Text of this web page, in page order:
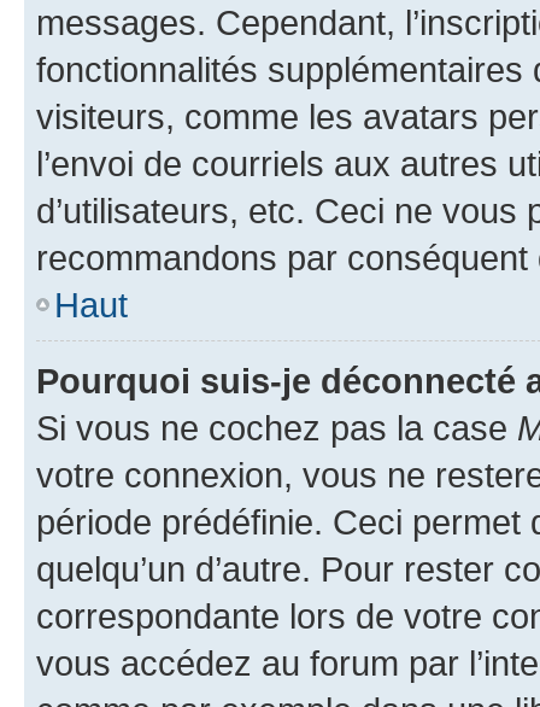
messages. Cependant,
fonctionnalités
visiteurs, comme les avatars
l’envoi de courriels aux autres
d’utilisateurs, etc. Ceci ne vous
recommandons par conséquent
Haut
Pourquoi suis-je déconnecté
Si vous ne cochez pas la case
votre connexion, vous ne
période prédéfinie. Ceci permet
quelqu’un d’autre. Pour rester
correspondante lors de votre
vous accédez au forum par